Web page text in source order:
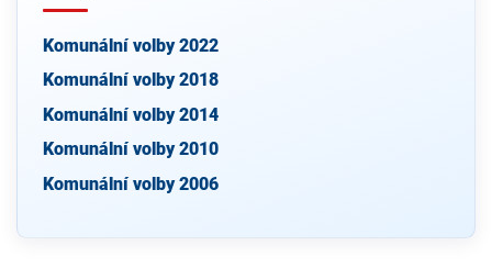
Komunální volby 2022
Komunální volby 2018
Komunální volby 2014
Komunální volby 2010
Komunální volby 2006